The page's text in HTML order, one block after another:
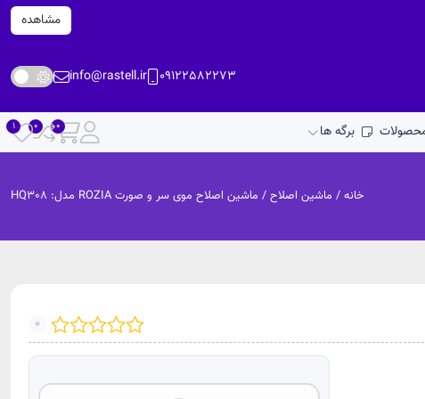
مشاهده
09122582273
info@rastell.ir
برگه ها
خانه / ماشین اصلاح / ماشین اصلاح موی سر و صورت ROZIA مدل: HQ308
0